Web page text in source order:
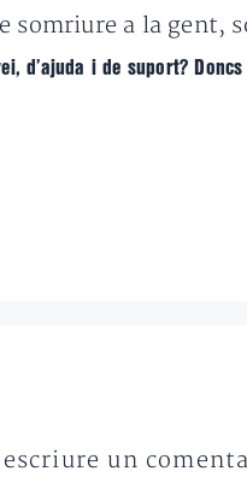
somriure a la gent,
d’ajuda i de suport?
un